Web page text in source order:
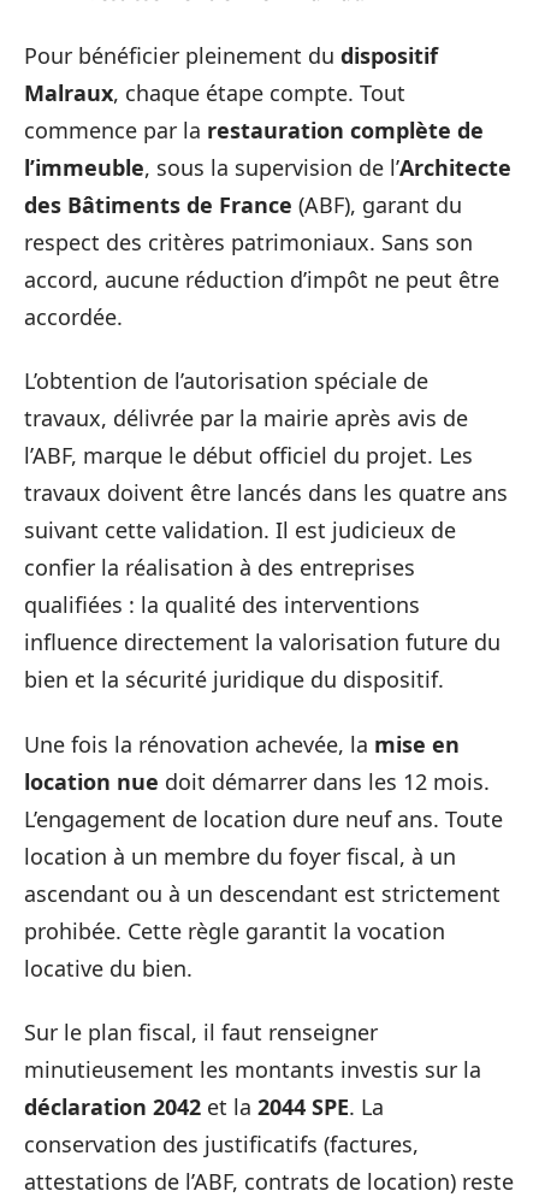
Pour bénéficier pleinement du dispositif
Malraux, chaque étape compte. Tout
commence par la restauration complète de
l’immeuble, sous la supervision de l’Architecte
des Bâtiments de France (ABF), garant du
respect des critères patrimoniaux. Sans son
accord, aucune réduction d’impôt ne peut être
accordée.
L’obtention de l’autorisation spéciale de
travaux, délivrée par la mairie après avis de
l’ABF, marque le début officiel du projet. Les
travaux doivent être lancés dans les quatre ans
suivant cette validation. Il est judicieux de
confier la réalisation à des entreprises
qualifiées : la qualité des interventions
influence directement la valorisation future du
bien et la sécurité juridique du dispositif.
Une fois la rénovation achevée, la mise en
location nue doit démarrer dans les 12 mois.
L’engagement de location dure neuf ans. Toute
location à un membre du foyer fiscal, à un
ascendant ou à un descendant est strictement
prohibée. Cette règle garantit la vocation
locative du bien.
Sur le plan fiscal, il faut renseigner
minutieusement les montants investis sur la
déclaration 2042 et la 2044 SPE. La
conservation des justificatifs (factures,
attestations de l’ABF, contrats de location) reste